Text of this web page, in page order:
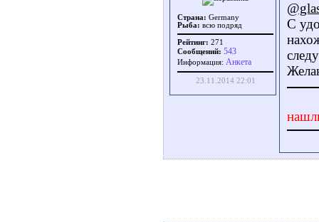
Страна: Germany
Рыба: всю подряд
Рейтинг: 271
Сообщений: 543
Информация: Aнкета
23.11.2014 22:01
С